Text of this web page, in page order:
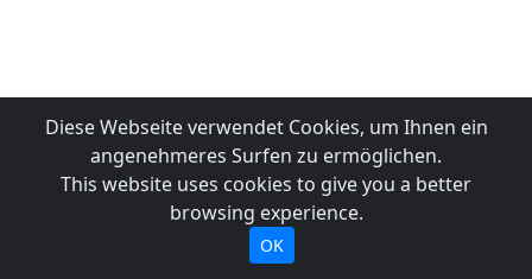
Diese Webseite verwendet Cookies, um Ihnen ein
angenehmeres Surfen zu ermöglichen.
This website uses cookies to give you a better
browsing experience.
OK